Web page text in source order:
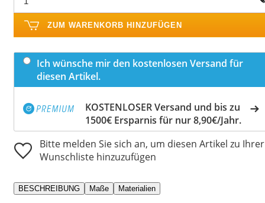
ZUM WARENKORB HINZUFÜGEN
Ich wünsche mir den kostenlosen Versand für
diesen Artikel.
KOSTENLOSER Versand und bis zu
1500€ Ersparnis für nur 8,90€/Jahr.
Bitte melden Sie sich an, um diesen Artikel zu Ihrer
Wunschliste hinzuzufügen
BESCHREIBUNG Maße Materialien